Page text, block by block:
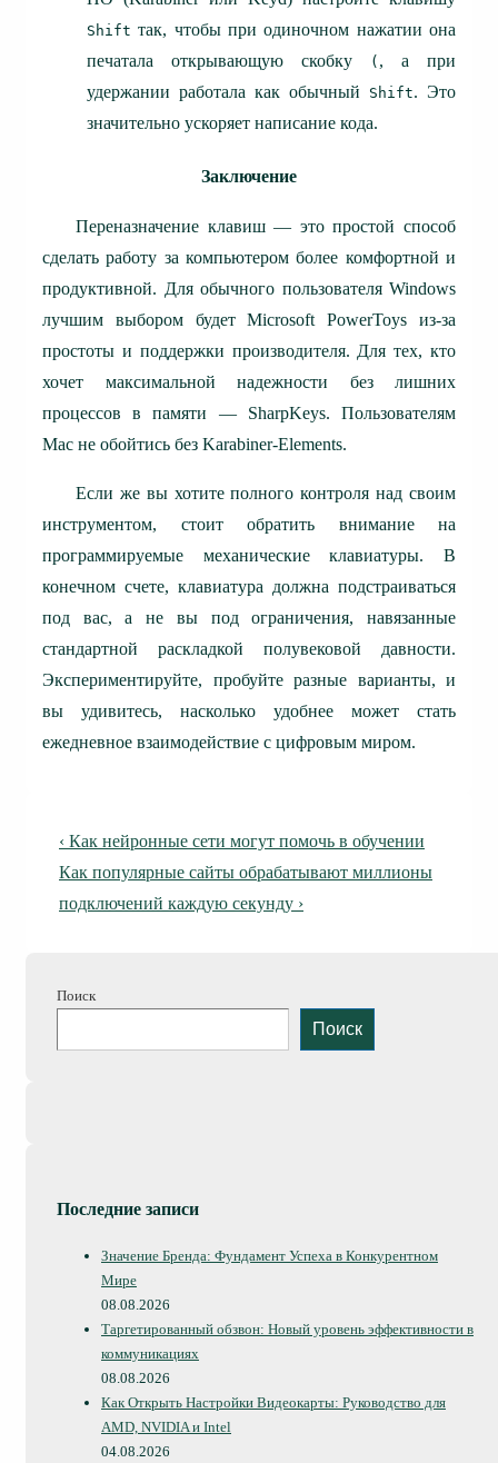
Shift так, чтобы при одиночном нажатии она
печатала открывающую скобку
( , а при
удержании работала как обычный
Shift. Это
значительно ускоряет написание кода.
Заключение
Переназначение клавиш — это простой способ
сделать работу за компьютером более комфортной и
продуктивной. Для обычного пользователя Windows
лучшим выбором будет Microsoft PowerToys из-за
простоты и поддержки производителя. Для тех, кто
хочет максимальной надежности без лишних
процессов в памяти — SharpKeys. Пользователям
Mac не обойтись без Karabiner-Elements.
Если же вы хотите полного контроля над своим
инструментом, стоит обратить внимание на
программируемые механические клавиатуры. В
конечном счете, клавиатура должна подстраиваться
под вас, а не вы под ограничения, навязанные
стандартной раскладкой полувековой давности.
Экспериментируйте, пробуйте разные варианты, и
вы удивитесь, насколько удобнее может стать
ежедневное взаимодействие с цифровым миром.
Навигация
по
записям
Предыдущая
запись
‹ Как нейронные сети могут помочь в обучении
Следующая
запись
Как популярные сайты обрабатывают миллионы
подключений каждую секунду ›
Поиск
Поиск
Последние записи
Значение Бренда: Фундамент Успеха в Конкурентном
Мире
08.08.2026
Таргетированный обзвон: Новый уровень эффективности в
коммуникациях
08.08.2026
Как Открыть Настройки Видеокарты: Руководство для
AMD, NVIDIA и Intel
04.08.2026